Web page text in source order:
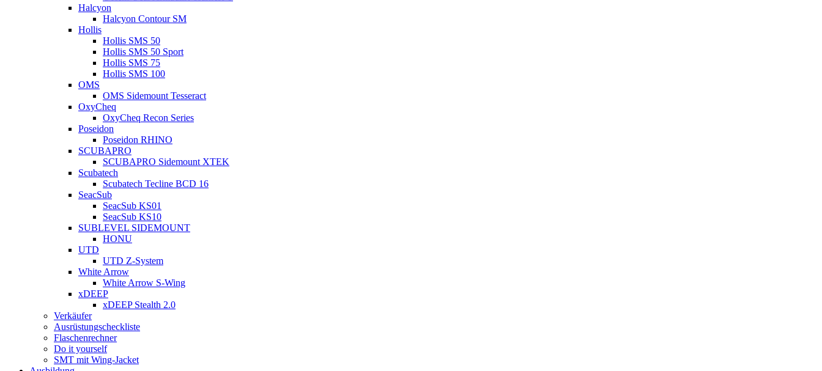
Halcyon
Halcyon Contour SM
Hollis
Hollis SMS 50
Hollis SMS 50 Sport
Hollis SMS 75
Hollis SMS 100
OMS
OMS Sidemount Tesseract
OxyCheq
OxyCheq Recon Series
Poseidon
Poseidon RHINO
SCUBAPRO
SCUBAPRO Sidemount XTEK
Scubatech
Scubatech Tecline BCD 16
SeacSub
SeacSub KS01
SeacSub KS10
SUBLEVEL SIDEMOUNT
HONU
UTD
UTD Z-System
White Arrow
White Arrow S-Wing
xDEEP
xDEEP Stealth 2.0
Verkäufer
Ausrüstungscheckliste
Flaschenrechner
Do it yourself
SMT mit Wing-Jacket